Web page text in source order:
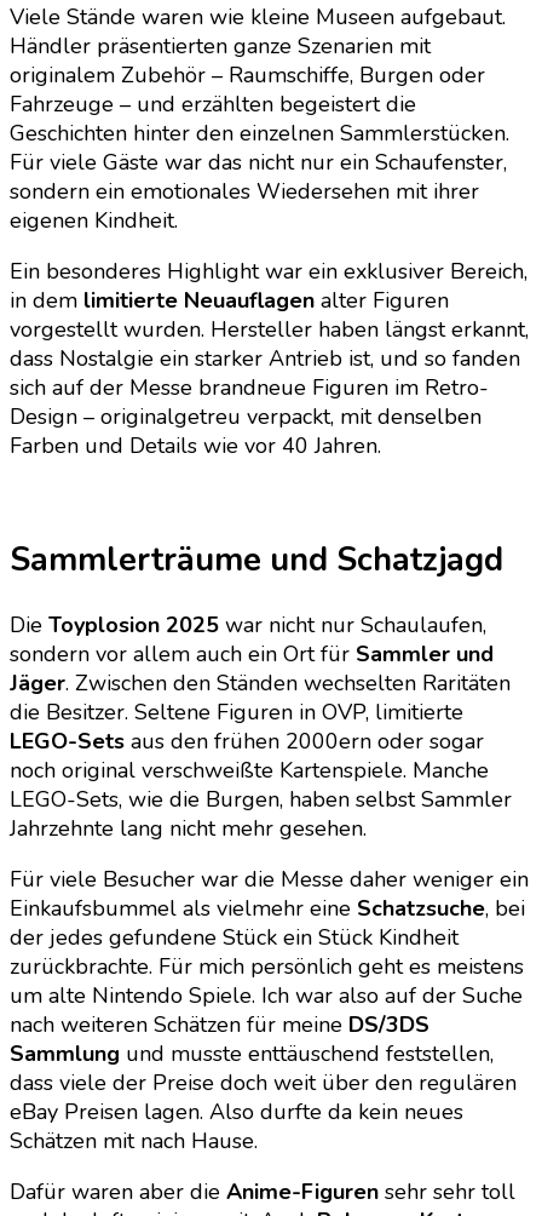
Viele Stände waren wie kleine Museen aufgebaut.
Händler präsentierten ganze Szenarien mit
originalem Zubehör – Raumschiffe, Burgen oder
Fahrzeuge – und erzählten begeistert die
Geschichten hinter den einzelnen Sammlerstücken.
Für viele Gäste war das nicht nur ein Schaufenster,
sondern ein emotionales Wiedersehen mit ihrer
eigenen Kindheit.
Ein besonderes Highlight war ein exklusiver Bereich,
in dem limitierte Neuauflagen alter Figuren
vorgestellt wurden. Hersteller haben längst erkannt,
dass Nostalgie ein starker Antrieb ist, und so fanden
sich auf der Messe brandneue Figuren im Retro-
Design – originalgetreu verpackt, mit denselben
Farben und Details wie vor 40 Jahren.
Sammlerträume und Schatzjagd
Die Toyplosion 2025 war nicht nur Schaulaufen,
sondern vor allem auch ein Ort für Sammler und
Jäger. Zwischen den Ständen wechselten Raritäten
die Besitzer. Seltene Figuren in OVP, limitierte
LEGO-Sets aus den frühen 2000ern oder sogar
noch original verschweißte Kartenspiele. Manche
LEGO-Sets, wie die Burgen, haben selbst Sammler
Jahrzehnte lang nicht mehr gesehen.
Für viele Besucher war die Messe daher weniger ein
Einkaufsbummel als vielmehr eine Schatzsuche, bei
der jedes gefundene Stück ein Stück Kindheit
zurückbrachte. Für mich persönlich geht es meistens
um alte Nintendo Spiele. Ich war also auf der Suche
nach weiteren Schätzen für meine DS/3DS
Sammlung und musste enttäuschend feststellen,
dass viele der Preise doch weit über den regulären
eBay Preisen lagen. Also durfte da kein neues
Schätzen mit nach Hause.
Dafür waren aber die Anime-Figuren sehr sehr toll